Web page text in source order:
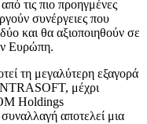
τις πιο προηγμένες
συνέργειες που
και θα αξιοποιηθούν σε
Ευρώπη.
τη μεγαλύτερη εξαγορά
INTRASOFT, μέχρι
Holdings
αποτελεί μια